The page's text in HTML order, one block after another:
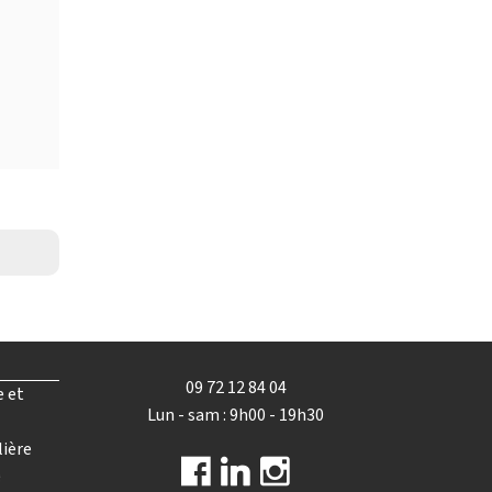
et
09 72 12 84 04
Lun - sam : 9h00 - 19h30